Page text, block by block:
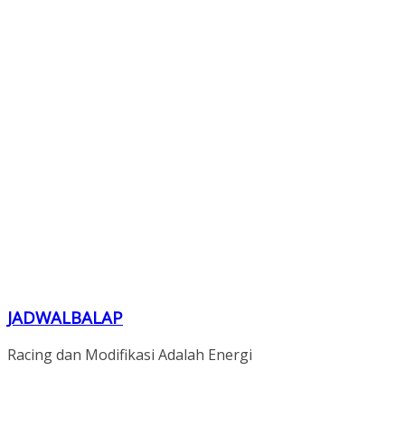
JADWALBALAP
Racing dan Modifikasi Adalah Energi